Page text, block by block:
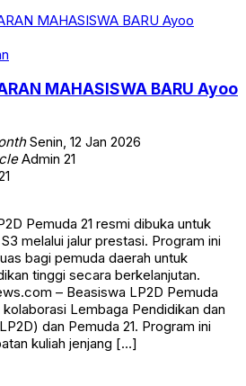
MAHASISWA BARU Ayoo
Senin, 12 Jan 2026
Admin 21
Pemuda 21 resmi dibuka untuk
S3 melalui jalur prestasi. Program ini
bagi pemuda daerah untuk
tinggi secara berkelanjutan.
– Beasiswa LP2D Pemuda
Lembaga Pendidikan dan
dan Pemuda 21. Program ini
kuliah jenjang […]